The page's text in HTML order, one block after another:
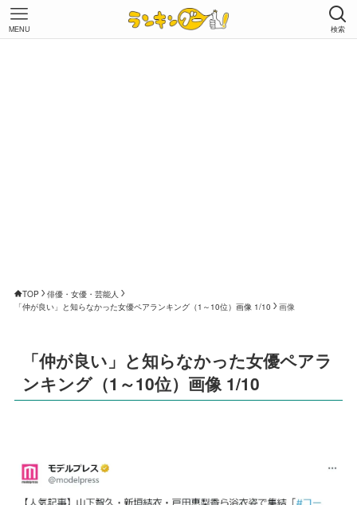
検索
MENU
TOP
俳優・女優・芸能人
「仲が良い」と知らなかった女優ペアランキング（1～10位）画像 1/10
画像
「仲が良い」と知らなかった女優ペアラ
ンキング（1～10位）画像 1/10